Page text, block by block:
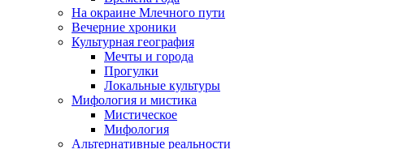
На окраине Млечного пути
Вечерние хроники
Культурная география
Мечты и города
Прогулки
Локальные культуры
Мифология и мистика
Мистическое
Мифология
Альтернативные реальности